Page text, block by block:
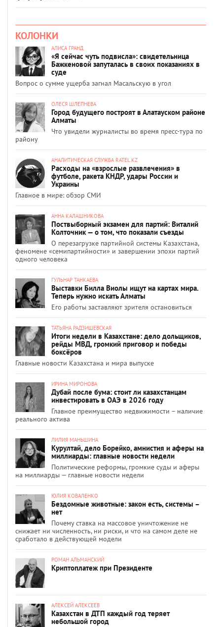
КОЛОНКИ
АЛИСА ГРАНД
«Я сейчас чуть подвисла»: свидетельница
Бажкеновой запуталась в своих показаниях в
суде
Вопрос о сумме ущерба загнал Масальскую в угол
ОЛЕСЯ ШЛЕПНЕВА
Город будущего построят в Алатауском районе
Алматы
Что увидели журналисты во время пресс-тура по
району
АНАЛИТИЧЕСКАЯ СЛУЖБА RATEL.KZ
Расходы на «взрослые развлечения» в
футболе, ракета КНДР, удары России и
Украины
Главное в мире: обзор СМИ
АННА КАЛАШНИКОВА
Поствыборный экзамен для партий: Виталий
Колточник — о том, что показали съезды
О перезагрузке партийной системы Казахстана,
феномене «семипартийности» и завершении эпохи партий
одного человека
ГУЛЬНАР ТАНКАЕВА
Выставки Билла Виолы ищут на картах мира.
Теперь нужно искать Алматы
Его работы заставляют зрителя остановиться
ТАТЬЯНА РАДЗИШЕВСКАЯ
Итоги недели в Казахстане: дело дольщиков,
рейды МВД, громкий приговор и победы
боксёров
Главные новости Казахстана и мира выпуске
ИРИНА МИРОНОВА
Дубай после бума: стоит ли казахстанцам
инвестировать в ОАЭ в 2026 году
Главное преимущество недвижимости – наличие
реального актива
ЛИЛИЯ МАНЬШИНА
Курултай, дело Борейко, амнистия и аферы на
миллиарды: главные новости недели
Политические реформы, громкие суды и аферы
на миллиарды — главные новости недели
ЮЛИЯ КОВАЛЕНКО
Бездомные животные: закон есть, системы –
нет
Почему ставка на массовое уничтожение не
снижает ни численность, ни риски, и что на самом деле не
сработало в действующей модели
РОМАН АЛЬМАНСКИЙ
Криптоплатеж при Президенте
АЛЕКСЕЙ АЛЕКСЕЕВ
Казахстан в ДТП каждый год теряет
небольшой город